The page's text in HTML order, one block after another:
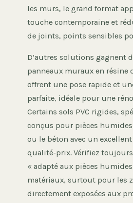
les murs, le grand format
touche contemporaine et
de joints, points sensibles
D’autres solutions gagnent
panneaux muraux en résine
offrent une pose rapide et
parfaite, idéale pour une
Certains sols PVC rigides,
conçus pour pièces
ou le béton avec un
qualité-prix. Vérifiez
« adapté aux pièces
matériaux, surtout pour les
directement exposées aux